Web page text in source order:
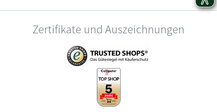
Zertifikate und Auszeichnungen